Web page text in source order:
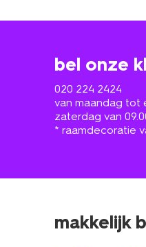
bel onze
020 224 2424
van maandag tot
zaterdag van
* raamdecoratie
makkelijk